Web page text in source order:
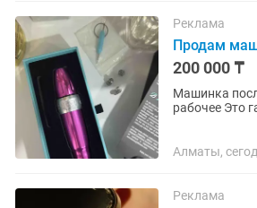
Реклама
Продам
200 000 ₸
Машинка
рабочее Это гарантия того, что она будет работать ещё долго и радовать вас
Алматы,
Реклама